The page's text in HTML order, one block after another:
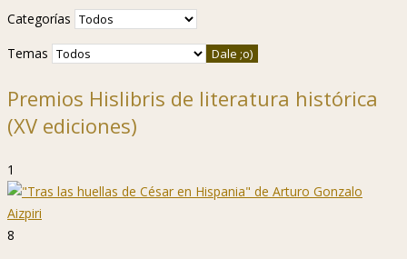
Categorías
Temas
Premios Hislibris de literatura histórica
(XV ediciones)
1
8